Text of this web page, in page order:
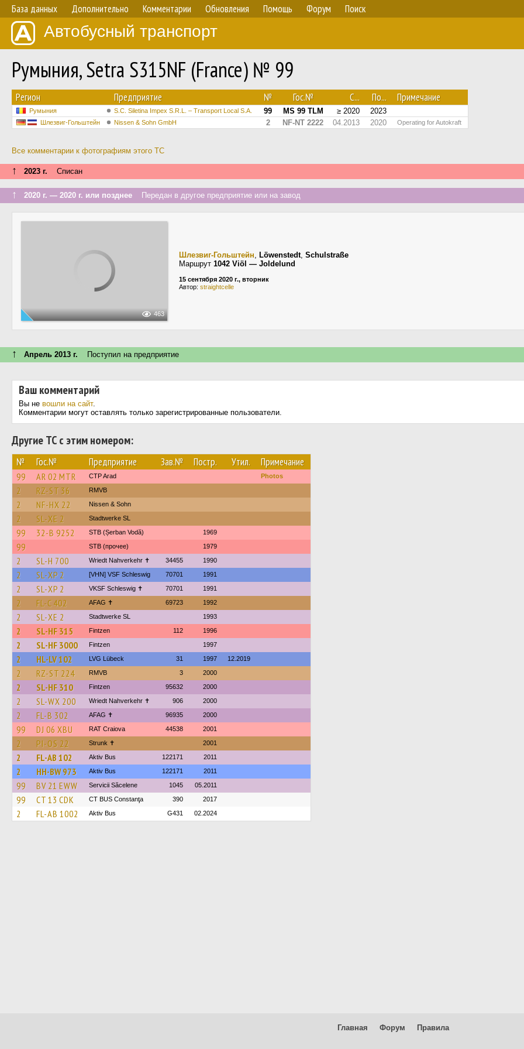
База данных Дополнительно Комментарии Обновления Помощь Форум Поиск
Автобусный транспорт
Румыния, Setra S315NF (France) № 99
Регион Предприятие № Гос.№ С... По... Примечание
Румыния S.C. Siletina Impex S.R.L. – Transport Local S.A. 99 MS 99 TLM ≥ 2020 2023
Шлезвиг-Гольштейн Nissen & Sohn GmbH 2 NF-NT 2222 04.2013 2020 Operating for Autokraft
Все комментарии к фотографиям этого ТС
↑ 2023 г. Списан
↑ 2020 г. — 2020 г. или позднее Передан в другое предприятие или на завод
463
Шлезвиг-Гольштейн, Löwenstedt, Schulstraße
Маршрут 1042 Viöl — Joldelund
15 сентября 2020 г., вторник
Автор: straightcelle
↑ Апрель 2013 г. Поступил на предприятие
Ваш комментарий
Вы не вошли на сайт.
Комментарии могут оставлять только зарегистрированные пользователи.
Другие ТС с этим номером:
№ Гос.№ Предприятие Зав.№ Постр. Утил. Примечание
99 AR 02 MTR CTP Arad Photos
2 RZ-ST 36 RMVB
2 NF-HX 22 Nissen & Sohn
2 SL-XE 2 Stadtwerke SL
99 32-B 9252 STB (Șerban Vodă) 1969
99 STB (прочее) 1979
2 SL-H 700 Wriedt Nahverkehr ✝︎ 34455 1990
2 SL-XP 2 [VHN] VSF Schleswig 70701 1991
2 SL-XP 2 VKSF Schleswig ✝︎ 70701 1991
2 FL-C 402 AFAG ✝ 69723 1992
2 SL-XE 2 Stadtwerke SL 1993
2 SL-HF 315 Fintzen 112 1996
2 SL-HF 3000 Fintzen 1997
2 HL-LV 102 LVG Lübeck 31 1997 12.2019
2 RZ-ST 224 RMVB 3 2000
2 SL-HF 310 Fintzen 95632 2000
2 SL-WX 200 Wriedt Nahverkehr ✝︎ 906 2000
2 FL-B 302 AFAG ✝ 96935 2000
99 DJ 06 XBU RAT Craiova 44538 2001
2 PI-OS 22 Strunk ✝ 2001
2 FL-AB 102 Aktiv Bus 122171 2011
2 HH-BW 973 Aktiv Bus 122171 2011
99 BV 21 EWW Servicii Săcelene 1045 05.2011
99 CT 13 CDK CT BUS Constanţa 390 2017
2 FL-AB 1002 Aktiv Bus G431 02.2024
Главная Форум Правила